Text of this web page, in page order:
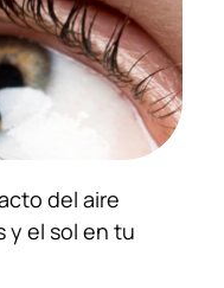
del aire
y el sol en tu